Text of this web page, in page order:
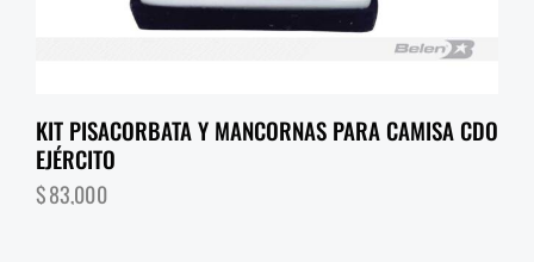
KIT PISACORBATA Y MANCORNAS PARA CAMISA CDO
EJÉRCITO
$83,000